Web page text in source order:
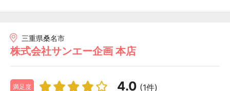
三重県桑名市
株式会社サンエー企画 本店
満足度 4.0 (1件)